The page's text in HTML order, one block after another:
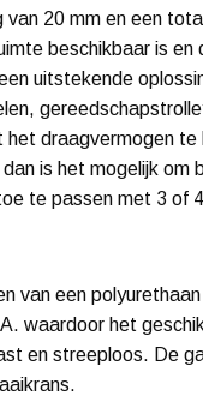
20 mm en een
beschikbaar is
uitstekende
het draagvermogen
is het mogelijk om
te passen met 3 of
van een
waardoor het
en streeploos. De